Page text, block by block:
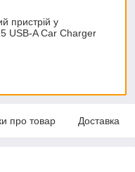
пристрій у
USB-A Car Charger
про товар Доставка